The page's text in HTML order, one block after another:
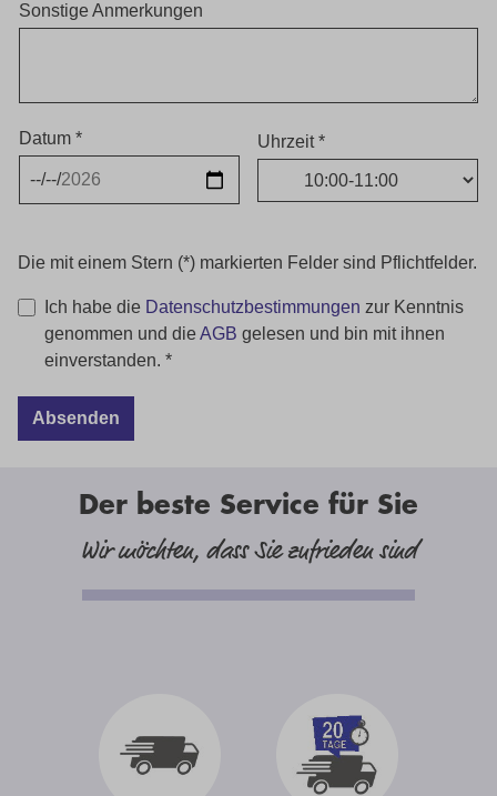
Sonstige Anmerkungen
Datum * Uhrzeit *
Die mit einem Stern (*) markierten Felder sind Pflichtfelder.
Ich habe die Datenschutzbestimmungen zur Kenntnis
genommen und dieAGB gelesen und bin mit ihnen
einverstanden. *
Absenden
Der beste Service für Sie
Wir möchten, dass Sie zufrieden sind